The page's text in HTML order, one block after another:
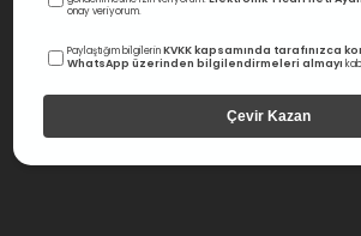
onay veriyorum.
Paylaştığım bilgilerinKVKK kapsamında tarafınızca
WhatsApp üzerinden bilgilendirmeleri almayı
Çevir Kazan